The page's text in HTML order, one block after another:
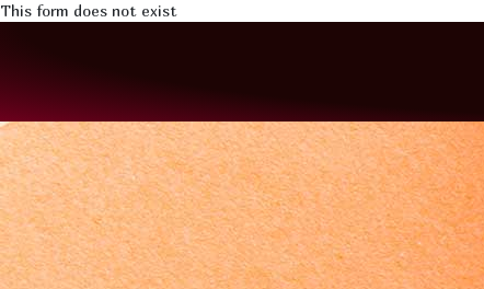
This form does not exist